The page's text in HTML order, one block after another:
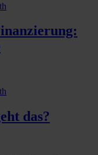
das?